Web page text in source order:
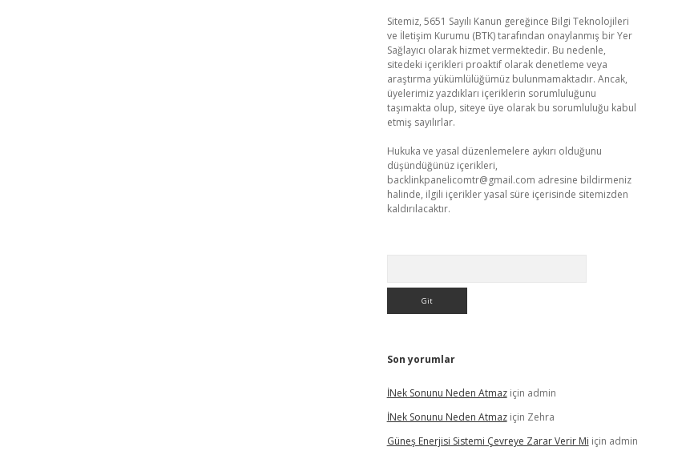
Sitemiz, 5651 Sayılı Kanun gereğince Bilgi Teknolojileri
ve İletişim Kurumu (BTK) tarafından onaylanmış bir Yer
Sağlayıcı olarak hizmet vermektedir. Bu nedenle,
sitedeki içerikleri proaktif olarak denetleme veya
araştırma yükümlülüğümüz bulunmamaktadır. Ancak,
üyelerimiz yazdıkları içeriklerin sorumluluğunu
taşımakta olup, siteye üye olarak bu sorumluluğu kabul
etmiş sayılırlar.
Hukuka ve yasal düzenlemelere aykırı olduğunu
düşündüğünüz içerikleri,
backlinkpanelicomtr@gmail.com adresine bildirmeniz
halinde, ilgili içerikler yasal süre içerisinde sitemizden
kaldırılacaktır.
Son yorumlar
İNek Sonunu Neden Atmaziçin admin
İNek Sonunu Neden Atmaziçin Zehra
Güneş Enerjisi Sistemi Çevreye Zarar Verir Mi için admin